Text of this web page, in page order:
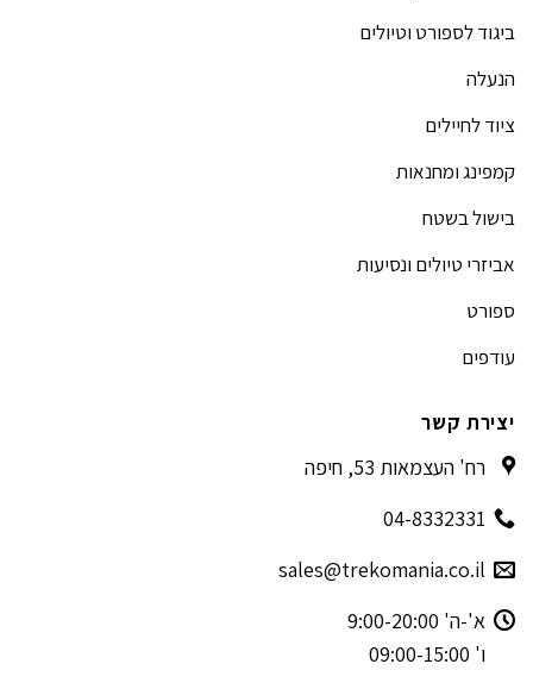
ביגוד לספורט וטיולים
הנעלה
ציוד לחיילים
קמפינג ומחנאות
בישול בשטח
אביזרי טיולים ונסיעות
ספורט
עודפים
יצירת קשר
רח' העצמאות 53, חיפה
04-8332331
sales@trekomania.co.il
א'-ה' 9:00-20:00
ו' 09:00-15:00